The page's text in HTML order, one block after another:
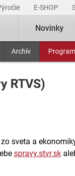
E-SHOP
Archív Program
Novinky
RTVS)
sveta a
spravy.stvr.sk